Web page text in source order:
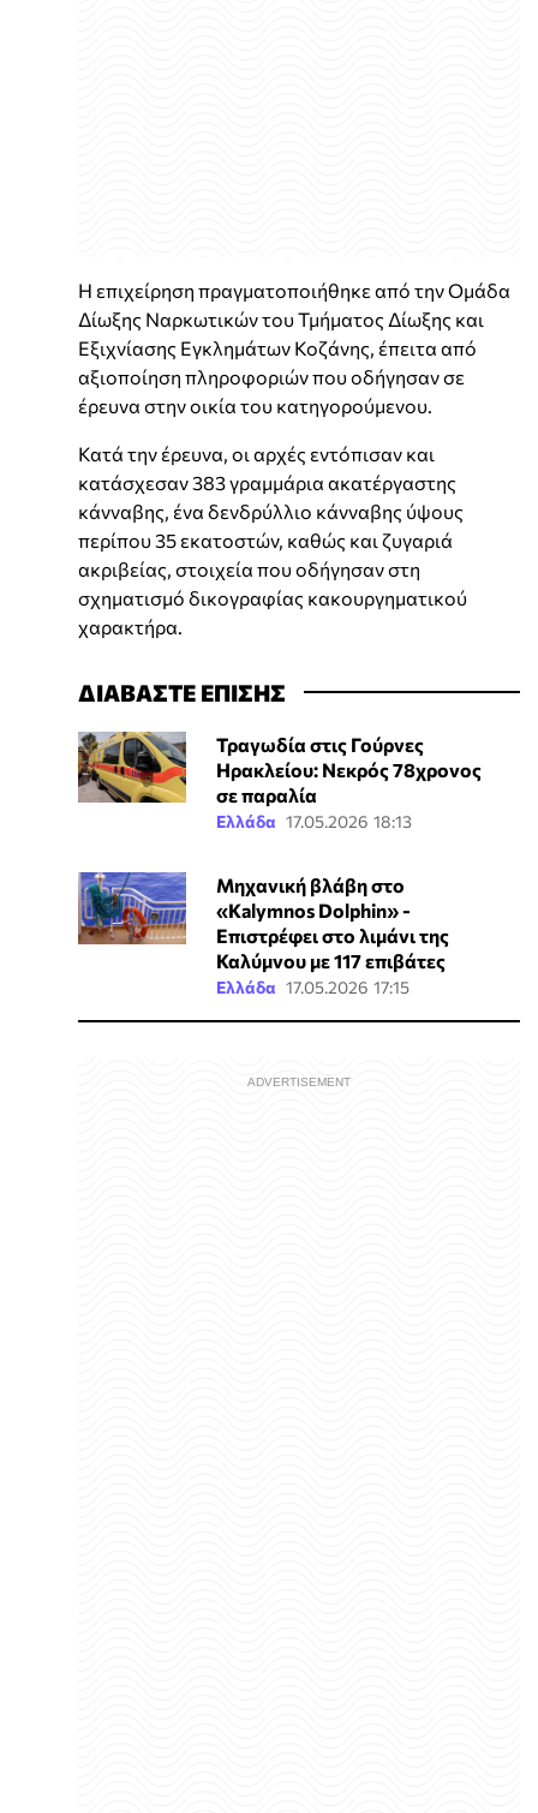
Η επιχείρηση πραγματοποιήθηκε από την Ομάδα
Δίωξης Ναρκωτικών του Τμήματος Δίωξης και
Εξιχνίασης Εγκλημάτων Κοζάνης, έπειτα από
αξιοποίηση πληροφοριών που οδήγησαν σε
έρευνα στην οικία του κατηγορούμενου.
Κατά την έρευνα, οι αρχές εντόπισαν και
κατάσχεσαν 383 γραμμάρια ακατέργαστης
κάνναβης, ένα δενδρύλλιο κάνναβης ύψους
περίπου 35 εκατοστών, καθώς και ζυγαριά
ακριβείας, στοιχεία που οδήγησαν στη
σχηματισμό δικογραφίας κακουργηματικού
χαρακτήρα.
ΔΙΑΒΑΣΤΕ ΕΠΙΣΗΣ
Τραγωδία στις Γούρνες
Ηρακλείου: Νεκρός 78χρονος
σε παραλία
Ελλάδα 17.05.2026 18:13
Μηχανική βλάβη στο
«Kalymnos Dolphin» -
Επιστρέφει στο λιμάνι της
Καλύμνου με 117 επιβάτες
Ελλάδα 17.05.2026 17:15